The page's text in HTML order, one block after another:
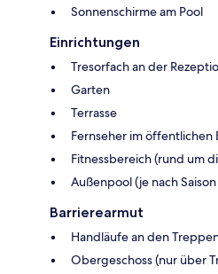
Sonnenschirme am Pool
Einrichtungen
Tresorfach an der
Garten
Terrasse
Fernseher im öffentlichen
Fitnessbereich (rund um
Außenpool (je nach
Barrierearmut
Handläufe an den
Obergeschoss (nur über